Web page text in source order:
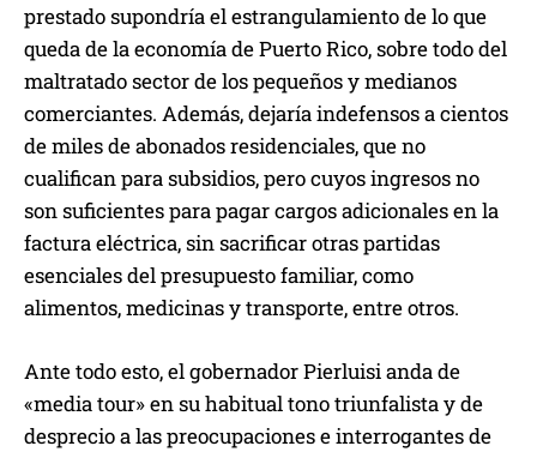
prestado supondría el estrangulamiento de lo que
queda de la economía de Puerto Rico, sobre todo del
maltratado sector de los pequeños y medianos
comerciantes. Además, dejaría indefensos a cientos
de miles de abonados residenciales, que no
cualifican para subsidios, pero cuyos ingresos no
son suficientes para pagar cargos adicionales en la
factura eléctrica, sin sacrificar otras partidas
esenciales del presupuesto familiar, como
alimentos, medicinas y transporte, entre otros.
Ante todo esto, el gobernador Pierluisi anda de
«media tour» en su habitual tono triunfalista y de
desprecio a las preocupaciones e interrogantes de